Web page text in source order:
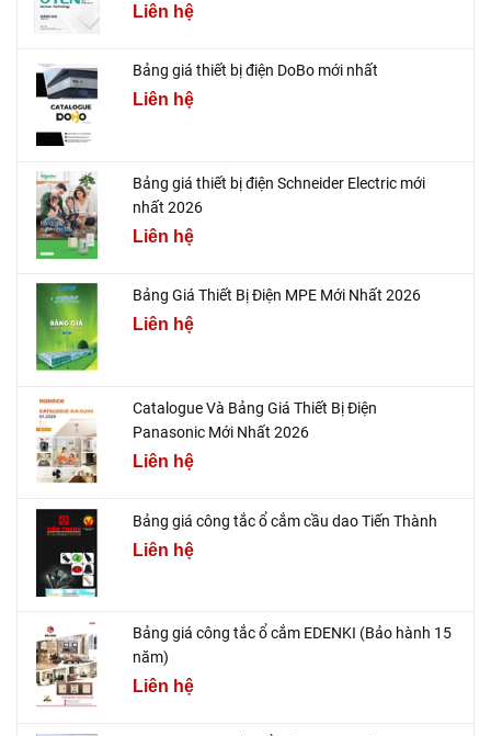
Liên hệ
Bảng giá thiết bị điện DoBo mới nhất
Liên hệ
Bảng giá thiết bị điện Schneider Electric mới
nhất 2026
Liên hệ
Bảng Giá Thiết Bị Điện MPE Mới Nhất 2026
Liên hệ
Catalogue Và Bảng Giá Thiết Bị Điện
Panasonic Mới Nhất 2026
Liên hệ
Bảng giá công tắc ổ cắm cầu dao Tiến Thành
Liên hệ
Bảng giá công tắc ổ cắm EDENKI (Bảo hành 15
năm)
Liên hệ